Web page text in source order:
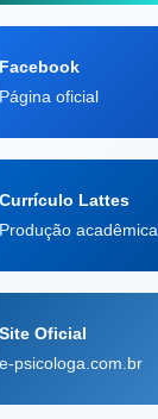
Facebook
Página oficial
Currículo Lattes
Produção acadêmica
Site Oficial
e-psicologa.com.br